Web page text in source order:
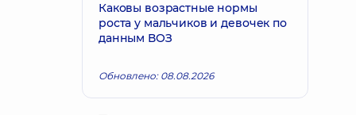
Каковы возрастные нормы
роста у мальчиков и девочек по
данным ВОЗ
Обновлено: 08.08.2026